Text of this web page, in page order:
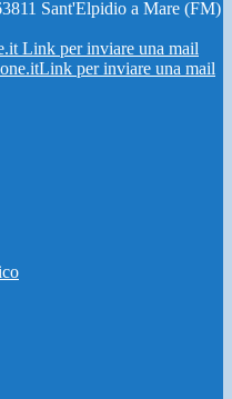
Sant'Elpidio a Mare (FM)
Link per inviare una mail
Link per inviare una mail